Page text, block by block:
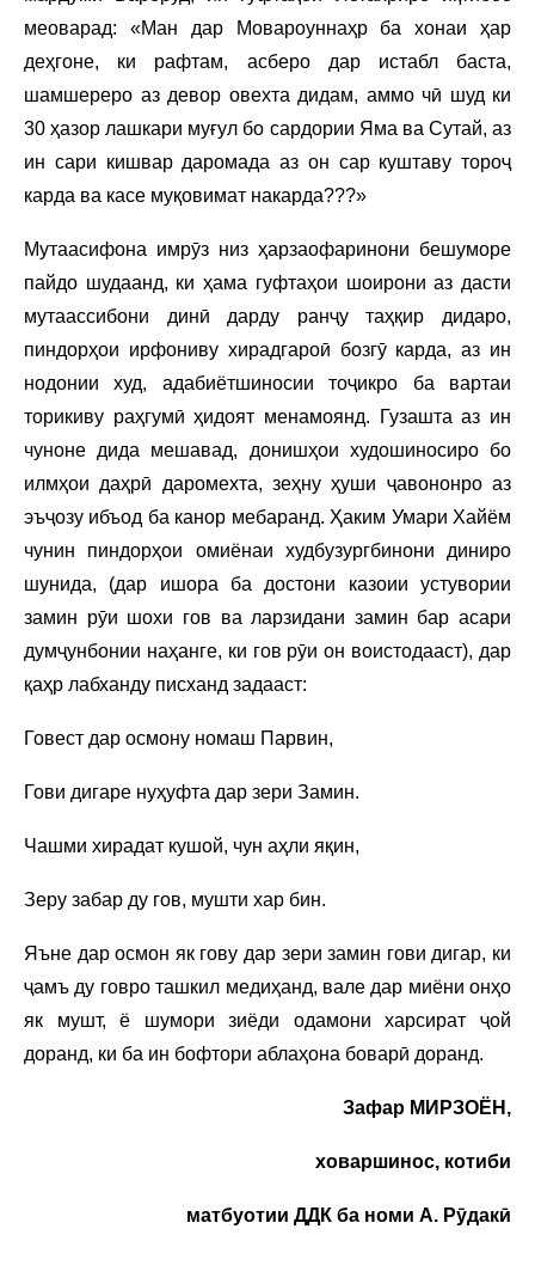
меоварад: «Ман дар Мовароуннаҳр ба хонаи ҳар
деҳгоне, ки рафтам, асберо дар истабл баста,
шамшереро аз девор овехта дидам, аммо чӣ шуд ки
30 ҳазор лашкари муғул бо сардории Яма ва Сутай, аз
ин сари кишвар даромада аз он сар куштаву тороҷ
карда ва касе муқовимат накарда???»
Мутаасифона имрӯз низ ҳарзаофаринони бешуморе
пайдо шудаанд, ки ҳама гуфтаҳои шоирони аз дасти
мутаассибони динӣ дарду ранҷу таҳқир дидаро,
пиндорҳои ирфониву хирадгароӣ бозгӯ карда, аз ин
нодонии худ, адабиётшиносии тоҷикро ба вартаи
торикиву раҳгумӣ ҳидоят менамоянд. Гузашта аз ин
чуноне дида мешавад, донишҳои худошиносиро бо
илмҳои даҳрӣ даромехта, зеҳну ҳуши ҷавононро аз
эъҷозу ибъод ба канор мебаранд. Ҳаким Умари Хайём
чунин пиндорҳои омиёнаи худбузургбинони диниро
шунида, (дар ишора ба достони казоии устувории
замин рӯи шохи гов ва ларзидани замин бар асари
думҷунбонии наҳанге, ки гов рӯи он воистодааст), дар
қаҳр лабханду писханд задааст:
Говест дар осмону номаш Парвин,
Гови дигаре нуҳуфта дар зери Замин.
Чашми хирадат кушой, чун аҳли яқин,
Зеру забар ду гов, мушти хар бин.
Яъне дар осмон як гову дар зери замин гови дигар, ки
ҷамъ ду говро ташкил медиҳанд, вале дар миёни онҳо
як мушт, ё шумори зиёди одамони харсират ҷой
доранд, ки ба ин бофтори аблаҳона боварӣ доранд.
Зафар МИРЗОЁН,
ховаршинос, котиби
матбуотии ДДК ба номи А. Рӯдакӣ